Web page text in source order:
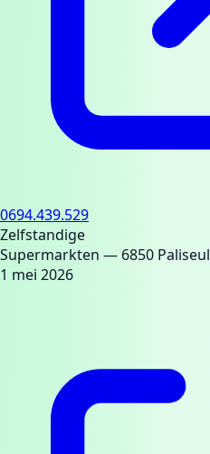
0694.439.529
Zelfstandige
Supermarkten — 6850 Paliseul
1 mei 2026